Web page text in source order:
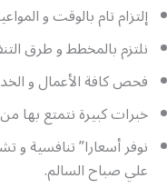
إلتزام تام بالوقت و
نلتزم بالمخطط و طرق
فحص كافة الأعمال و
خبرات كبيرة نتمتع بها من
نوفر أسعارا” تنافسية
علي صباح السالم.